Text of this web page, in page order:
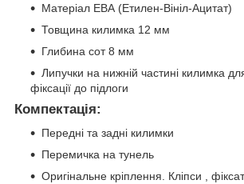
Матеріал ЕВА (Етилен-Вініл-Ацитат)
Товщина килимка 12 мм
Глибина сот 8 мм
Липучки на нижній частині килимка
фіксації до підлоги
Компектація:
Передні та задні килимки
Перемичка на тунель
Оригінальне кріплення. Кліпси ,